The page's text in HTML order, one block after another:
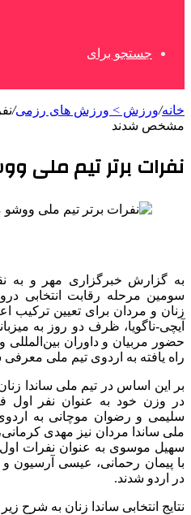
جستجو برای
خانه/ورزش > ورزش های رزمی/
مشخص شدند
نفرات برتر تیم
به گزارش خبرگزاری مهر و به
سومین مرحله رقابت انتخابی
آیچی-ناگویا، ظرف دو روز به
حضور مربیان و داوران
راه یافته به اردوی تیم ملی معرفی
بر این اساس در تیم ملی ساندا
در وزن خود به عنوان نفر اول
سلیمی و رضوان موچانی به
ملی ساندا مردان نیز مهدی
سهیل موسوی به عنوان نفرات
با پیمان رحمانی، عیسی
در اردو شدند.
نتایج انتخابی ساندا زنان به شرح